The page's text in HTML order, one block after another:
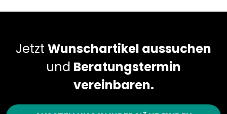
Jetzt Wunschartikel aussuchen
und Beratungstermin
vereinbaren.